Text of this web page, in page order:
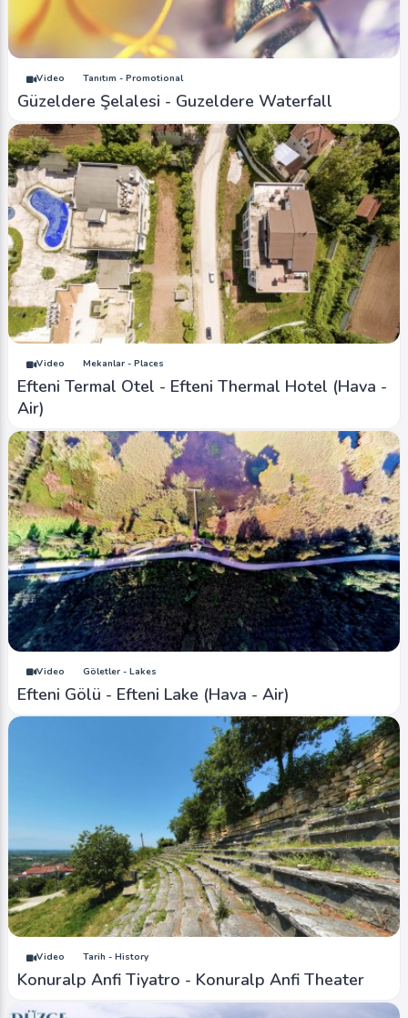
Video Tanıtım - Promotional
Güzeldere Şelalesi - Guzeldere Waterfall
Video Mekanlar - Places
Efteni Termal Otel - Efteni Thermal Hotel (Hava -
Air)
Video Göletler - Lakes
Efteni Gölü - Efteni Lake (Hava - Air)
Video Tarih - History
Konuralp Anfi Tiyatro - Konuralp Anfi Theater